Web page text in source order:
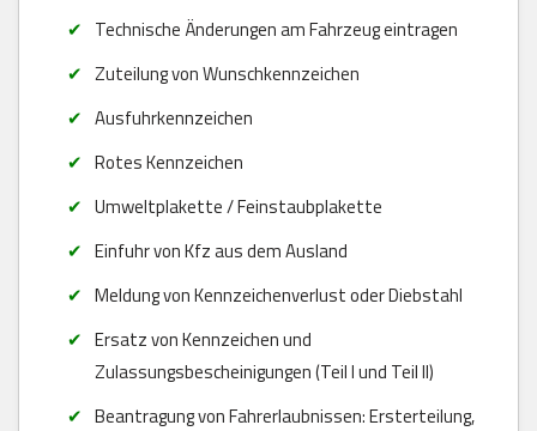
Technische Änderungen am Fahrzeug eintragen
Zuteilung von Wunschkennzeichen
Ausfuhrkennzeichen
Rotes Kennzeichen
Umweltplakette / Feinstaubplakette
Einfuhr von Kfz aus dem Ausland
Meldung von Kennzeichenverlust oder Diebstahl
Ersatz von Kennzeichen und
Zulassungsbescheinigungen (Teil I und Teil II)
Beantragung von Fahrerlaubnissen: Ersterteilung,